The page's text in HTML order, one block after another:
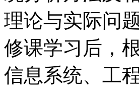
理论与实际问
修课学习后，
信息系统、工